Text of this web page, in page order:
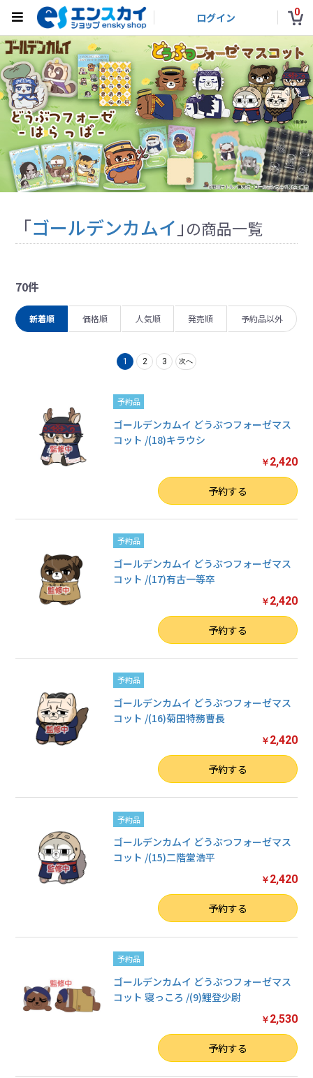
ログイン 0
「ゴールデンカムイ 」の商品一覧
70件
新着順 価格順 人気順 発売順 予約品以外
1 2 3 次へ
予約品
ゴールデンカムイ どうぶつフォーゼマス
コット /(18)キラウシ
￥ 2,420
予約する
予約品
ゴールデンカムイ どうぶつフォーゼマス
コット /(17)有古一等卒
￥ 2,420
予約する
予約品
ゴールデンカムイ どうぶつフォーゼマス
コット /(16)菊田特務曹長
￥ 2,420
予約する
予約品
ゴールデンカムイ どうぶつフォーゼマス
コット /(15)二階堂浩平
￥ 2,420
予約する
予約品
ゴールデンカムイ どうぶつフォーゼマス
コット 寝っころ /(9)鯉登少尉
￥ 2,530
予約する